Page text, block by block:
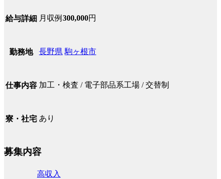
給与詳細 月収例 300,000円
勤務地 長野県 駒ヶ根市
仕事内容 加工・検査 / 電子部品系工場 / 交替制
寮・社宅 あり
募集内容
高収入